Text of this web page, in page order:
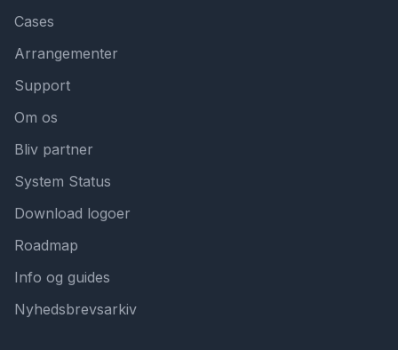
Cases
Arrangementer
Support
Om os
Bliv partner
System Status
Download logoer
Roadmap
Info og guides
Nyhedsbrevsarkiv